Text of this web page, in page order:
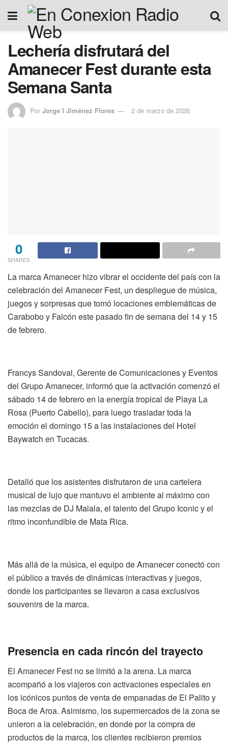
Lechería disfrutará del
Amanecer Fest durante esta
Semana Santa
Por Jorge I Jiménez Flores 2 de marzo de 2026
0
SHARES
La marcaAmanecerhizo vibrar el occidente del país con la
celebración del AmanecerFest, un despliegue de música,
juegos y sorpresas que tomó locacionesemblemáticas de
Carabobo y Falcón este pasado fin de semana del 14 y 15
de febrero.
FrancysSandoval, Gerente de Comunicaciones y Eventos
del Grupo Amanecer, informó que laactivación comenzó el
sábado 14 de febrero en la energía tropical de Playa La
Rosa (Puerto Cabello), para luego trasladar toda la
emoción el domingo 15 a las instalaciones del Hotel
Baywatch en Tucacas.
Detalló que los asistentes disfrutaron de una cartelera
musical de lujo que mantuvo el ambiente al máximo con
las mezclas de DJ Malala, el talento del Grupo Iconicy el
ritmo inconfundible de Mata Rica.
Más allá de la música, el equipo de Amanecer conectó con
el público a través de dinámicas interactivas y juegos,
donde los participantes se llevaron a casa exclusivos
souvenirsde la marca.
Presencia en cada rincón del trayecto
El AmanecerFest no se limitó a la arena. La marca
acompañó a los viajeros con activaciones especiales en
los icónicos puntos de venta de empanadas de El Palitoy
Boca de Aroa. Asimismo, los supermercados de la zona se
unieron a la celebración, en dondepor la compra de
productos de la marca, los clientes recibieron premios